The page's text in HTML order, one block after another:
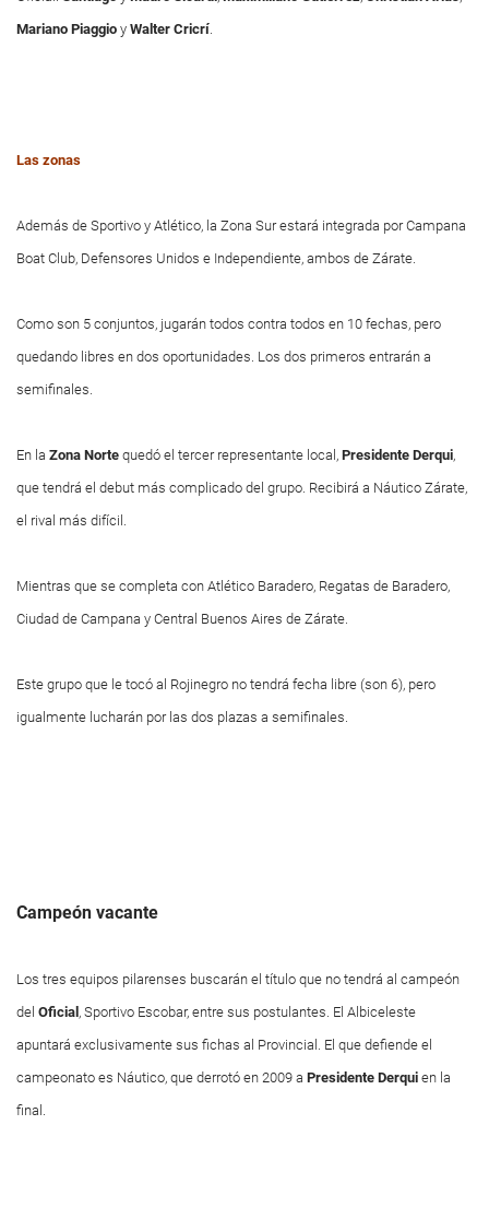
Mariano Piaggio y Walter Cricrí.
Las zonas
Además de Sportivo y Atlético, la Zona Sur estará integrada por Campana
Boat Club, Defensores Unidos e Independiente, ambos de Zárate.
Como son 5 conjuntos, jugarán todos contra todos en 10 fechas, pero
quedando libres en dos oportunidades. Los dos primeros entrarán a
semifinales.
En la Zona Norte quedó el tercer representante local, Presidente Derqui,
que tendrá el debut más complicado del grupo. Recibirá a Náutico Zárate,
el rival más difícil.
Mientras que se completa con Atlético Baradero, Regatas de Baradero,
Ciudad de Campana y Central Buenos Aires de Zárate.
Este grupo que le tocó al Rojinegro no tendrá fecha libre (son 6), pero
igualmente lucharán por las dos plazas a semifinales.
Campeón vacante
Los tres equipos pilarenses buscarán el título que no tendrá al campeón
del Oficial , Sportivo Escobar, entre sus postulantes. El Albiceleste
apuntará exclusivamente sus fichas al Provincial. El que defiende el
campeonato es Náutico, que derrotó en 2009 a Presidente Derqui en la
final.